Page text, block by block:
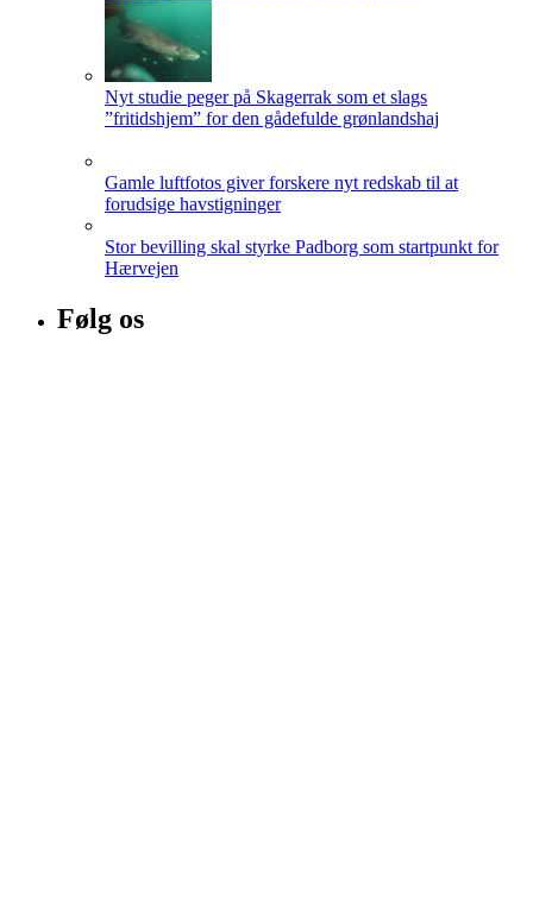
Nyt studie peger på Skagerrak som et slags
”fritidshjem” for den gådefulde grønlandshaj
Gamle luftfotos giver forskere nyt redskab til at
forudsige havstigninger
Stor bevilling skal styrke Padborg som startpunkt for
Hærvejen
Følg os